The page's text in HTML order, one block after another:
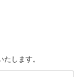
します。